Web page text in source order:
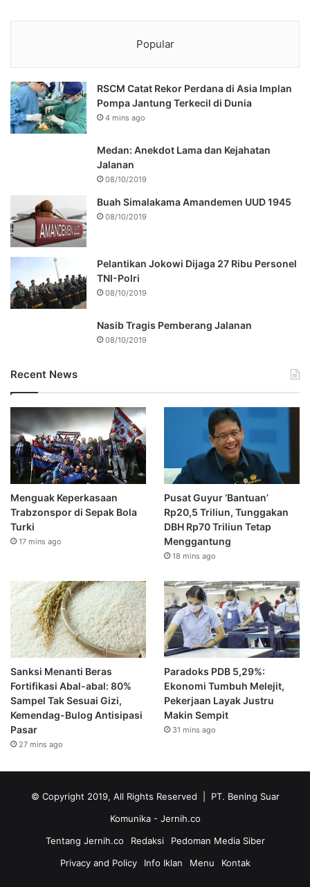
Popular
RSCM Catat Rekor Perdana di Asia Implan
Pompa Jantung Terkecil di Dunia
4 mins ago
Medan: Anekdot Lama dan Kejahatan
Jalanan
08/10/2019
Buah Simalakama Amandemen UUD 1945
08/10/2019
Pelantikan Jokowi Dijaga 27 Ribu Personel
TNI-Polri
08/10/2019
Nasib Tragis Pemberang Jalanan
08/10/2019
Recent News
Menguak Keperkasaan
Trabzonspor di Sepak Bola
Turki
17 mins ago
Pusat Guyur ‘Bantuan’
Rp20,5 Triliun, Tunggakan
DBH Rp70 Triliun Tetap
Menggantung
18 mins ago
Sanksi Menanti Beras
Fortifikasi Abal-abal: 80%
Sampel Tak Sesuai Gizi,
Kemendag-Bulog Antisipasi
Pasar
27 mins ago
Paradoks PDB 5,29%:
Ekonomi Tumbuh Melejit,
Pekerjaan Layak Justru
Makin Sempit
31 mins ago
© Copyright 2019, All Rights Reserved | PT. Bening Suar
Komunika - Jernih.co
Tentang Jernih.co
Redaksi
Pedoman Media Siber
Privacy and Policy
Info Iklan Menu Kontak